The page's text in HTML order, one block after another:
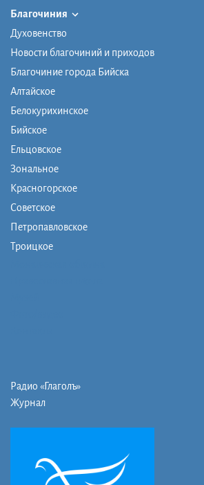
Благочиния
Духовенство
Новости благочиний и приходов
Благочиние города Бийска
Алтайское
Белокурихинское
Бийское
Ельцовское
Зональное
Красногорское
Советское
Петропавловское
Троицкое
Радио «Глаголъ»
Журнал